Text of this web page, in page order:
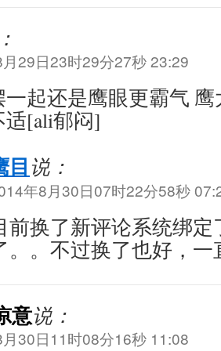
29日23时29分27秒 23:29
一起还是鹰眼更霸气
适[ali郁闷]
目 说：
年8月30日07时22分58秒
前换了新评论系统绑
。。不过换了也好，
意说：
30日11时08分16秒 11:08